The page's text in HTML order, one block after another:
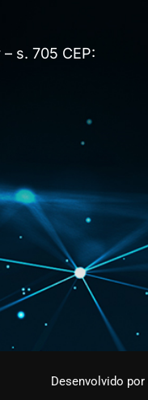
s. 705 CEP:
Desenvolvido por